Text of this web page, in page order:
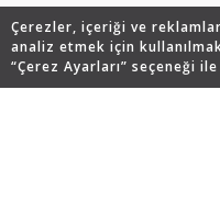
Çerezler, içeriği ve
analiz etmek için
“Çerez Ayarları” seçeneği